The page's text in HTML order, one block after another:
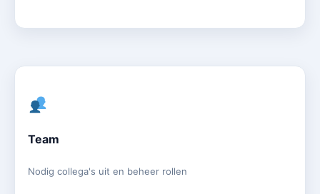
Team
Nodig collega's uit en beheer rollen